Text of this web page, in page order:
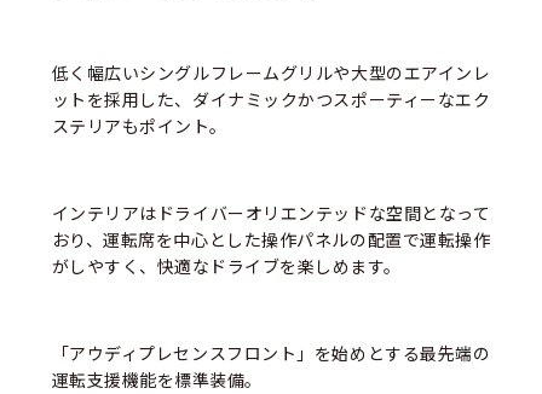
低く幅広いシングルフレームグリルや大型のエアインレ
ットを採用した、ダイナミックかつスポーティーなエク
ステリアもポイント。
インテリアはドライバーオリエンテッドな空間となって
おり、運転席を中心とした操作パネルの配置で運転操作
がしやすく、快適なドライブを楽しめます。
「アウディプレセンスフロント」を始めとする最先端の
運転支援機能を標準装備。